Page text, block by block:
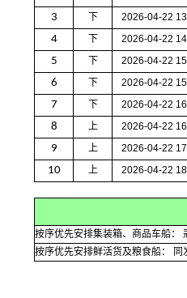
3 下 2026-04-22
4 下 2026-04-22
5 下 2026-04-22
6 下 2026-04-22
7 下 2026-04-22
8 上 2026-04-22
9 上 2026-04-22
10 上 2026-04-22
按序优先安排集装箱、商品车船：
按序优先安排鲜活货及粮食船：